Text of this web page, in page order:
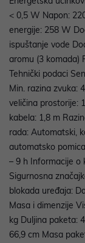
< 0,5 W Napon:
energije: 258 W
ispuštanje vode
aromu (3 komada)
Tehnički podaci
Min. razina zvuka:
veličina prostorije:
kabela: 1,8 m
rada: Automatski,
automatsko
– 9 h Informacije o
Sigurnosna
blokada uređaja:
Masa i dimenzije
kg Duljina paketa:
66,9 cm Masa